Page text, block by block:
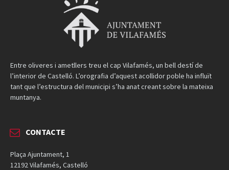
Entre oliveres i ametllers treu el cap Vilafamés, un bell destí de
l’interior de Castelló. L’orografia d’aquest acollidor poble ha influït
tant que l’estructura del municipi s’ha anat creant sobre la mateixa
muntanya.
CONTACTE
Plaça Ajuntament, 1
12192 Vilafamés, Castelló